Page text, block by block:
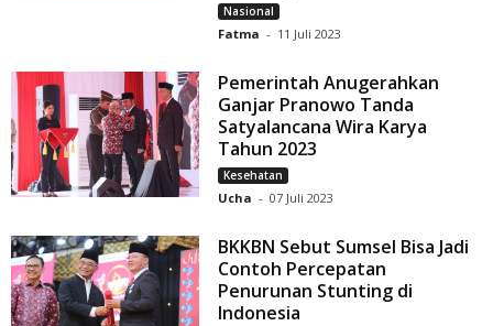
Nasional
Fatma - 11 Juli 2023
Pemerintah Anugerahkan
Ganjar Pranowo Tanda
Satyalancana Wira Karya
Tahun 2023
Kesehatan
Ucha - 07 Juli 2023
BKKBN Sebut Sumsel Bisa Jadi
Contoh Percepatan
Penurunan Stunting di
Indonesia